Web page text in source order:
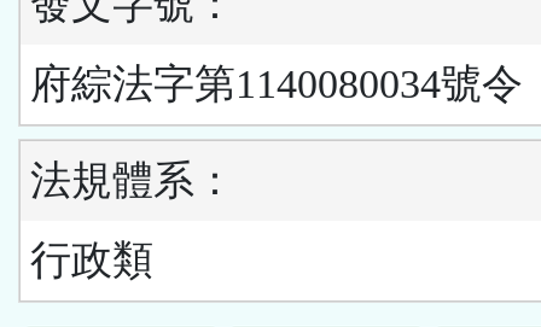
府綜法字第1140080034號令
法規體系：
行政類